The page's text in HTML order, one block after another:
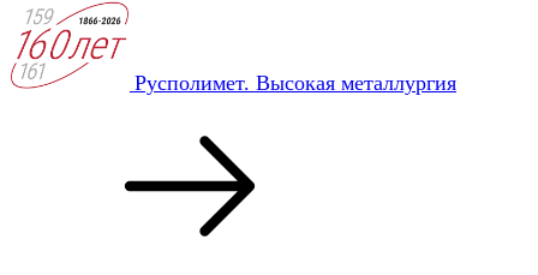
Русполимет. Высокая металлургия